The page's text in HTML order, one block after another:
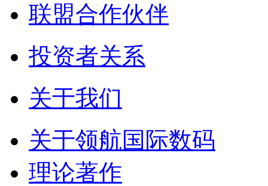
联盟合作伙伴
投资者关系
关于我们
关于领航国际数码
理论著作